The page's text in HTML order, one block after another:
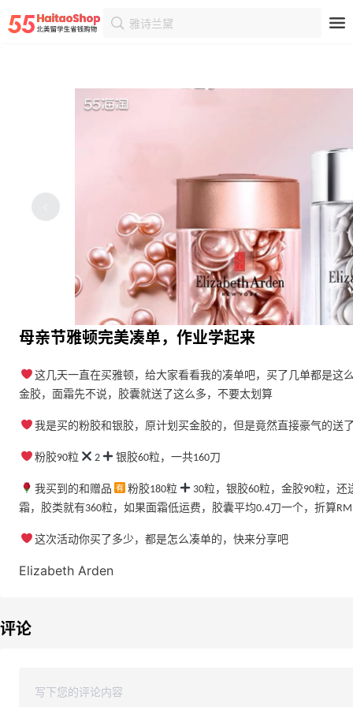
雅诗兰黛
首页 社区 攻略详情
母亲节雅顿完美凑单，作业学起来
这几天一直在买雅顿，给大家看看我的凑单吧，买了几单都是这
金胶，面霜先不说，胶囊就送了这么多，不要太划算
我是买的粉胶和银胶，原计划买金胶的，但是竟然直接豪气的送
粉胶90粒 2 银胶60粒，一共160刀
我买到的和赠品 ️粉胶180粒
30粒，银胶60粒，金胶90粒，
霜，胶类就有360粒，如果面霜低运费，胶囊平均0.4刀一个，折算
这次活动你买了多少，都是怎么凑单的，快来分享吧
Elizabeth Arden
评论